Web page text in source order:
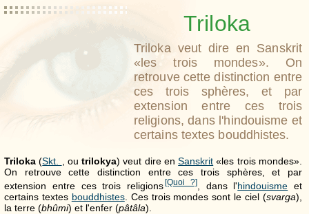
Triloka
Triloka veut dire en Sanskrit
«les trois mondes». On
retrouve cette distinction entre
ces trois sphères, et par
extension entre ces trois
religions, dans l'hindouisme et
certains textes bouddhistes.
Triloka (Skt. , outrilokya) veut dire enSanskrit «les trois mondes».
On retrouve cette distinction entre ces trois sphères, et par
extension entre ces trois religions [Quoi ?], dans l'hindouisme et
certains textes bouddhistes. Ces trois mondes sont le ciel (svarga),
la terre (bhûmi) et l'enfer (pâtâla).